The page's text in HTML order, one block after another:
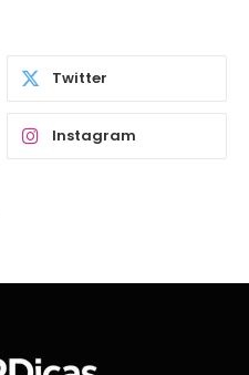
Twitter
Instagram